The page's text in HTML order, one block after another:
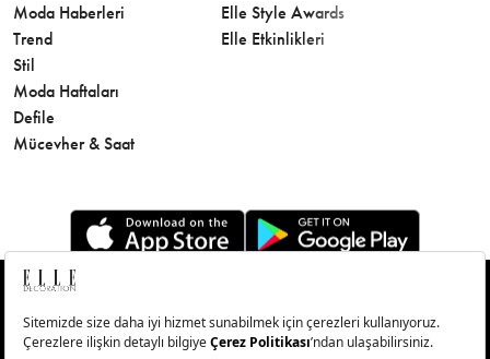
Moda Haberleri
Trend
Stil
Moda Haftaları
Defile
Mücevher & Saat
Elle Style Awards
Elle Etkinlikleri